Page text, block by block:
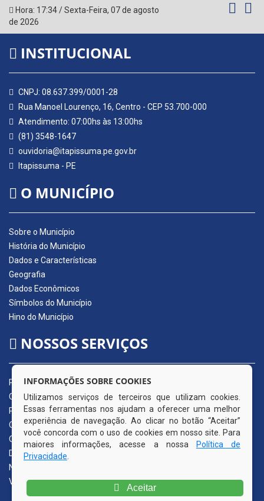
Hora: 17:34/Sexta-Feira, 07 de agosto
de 2026
INSTITUCIONAL
CNPJ: 08.637.399/0001-28
Rua Manoel Lourenço, 16, Centro - CEP 53.700-000
Atendimento: 07:00hs às 13:00hs
(81) 3548-1647
ouvidoria@itapissuma.pe.gov.br
Itapissuma - PE
O MUNICÍPIO
Sobre o Município
História do Município
Dados e Características
Geografia
Dados Econômicos
Símbolos do Município
Hino do Município
NOSSOS SERVIÇOS
Portal da Transparência
Carta de Serviços ao Usuário
Pedido de Acesso à Informação (e-SIC)
Ouvidoria Municipal
Quadro de Avisos
Diário Oficial da AMUPE
Nota Fiscal Eletrônica
Validador Nota Fiscal
INFORMAÇÕES SOBRE COOKIES
Utilizamos serviços de terceiros que utilizam cookies.
Essas ferramentas nos ajudam a oferecer uma melhor
experiência de navegação. Ao clicar no botão “Aceitar”
você concorda com o uso de cookies em nosso site. Para
maiores informações, acesse a nossa
Política de
Privacidade
Aceitar